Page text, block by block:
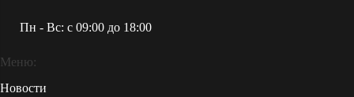
Пн - Вс: c 09:00 до 18:00
Меню:
Новости